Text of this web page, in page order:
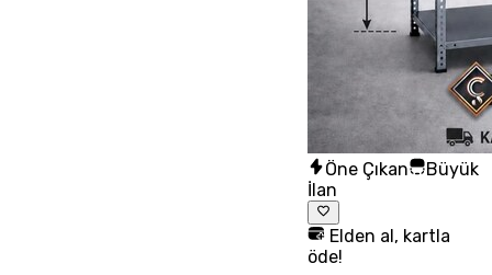
Öne Çıkan
Büyük
İlan
Elden al, kartla
öde!